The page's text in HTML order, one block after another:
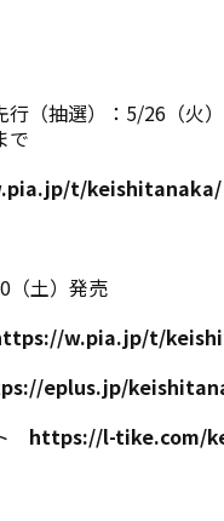
行（抽選）：5/26（
で
t/keishitanaka/
（土）発売
w.pia.jp/t/
eplus.jp/
https://l-tike.com/